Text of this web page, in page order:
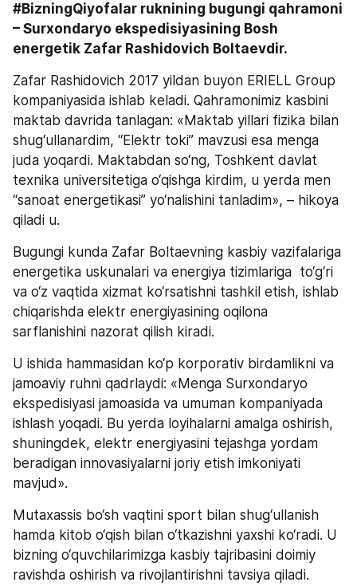
#BizningQiyofalar ruknining bugungi qahramoni
– Surxondaryo ekspedisiyasining Bosh
energetik Zafar Rashidovich Boltaevdir.
Zafar Rashidovich 2017 yildan buyon ERIELL Group
kompaniyasida ishlab keladi. Qahramonimiz kasbini
maktab davrida tanlagan: «Maktab yillari fizika bilan
shug‘ullanardim, “Elektr toki” mavzusi esa menga
juda yoqardi. Maktabdan so‘ng, Toshkent davlat
texnika universitetiga o‘qishga kirdim, u yerda men
“sanoat energetikasi” yo‘nalishini tanladim», – hikoya
qiladi u.
Bugungi kunda Zafar Boltaevning kasbiy vazifalariga
energetika uskunalari va energiya tizimlariga  to‘g‘ri
va o‘z vaqtida xizmat ko‘rsatishni tashkil etish, ishlab
chiqarishda elektr energiyasining oqilona
sarflanishini nazorat qilish kiradi.
U ishida hammasidan ko‘p korporativ birdamlikni va
jamoaviy ruhni qadrlaydi: «Menga Surxondaryo
ekspedisiyasi jamoasida va umuman kompaniyada
ishlash yoqadi. Bu yerda loyihalarni amalga oshirish,
shuningdek, elektr energiyasini tejashga yordam
beradigan innovasiyalarni joriy etish imkoniyati
mavjud».
Mutaxassis bo‘sh vaqtini sport bilan shug‘ullanish
hamda kitob o‘qish bilan o‘tkazishni yaxshi ko‘radi. U
bizning o‘quvchilarimizga kasbiy tajribasini doimiy
ravishda oshirish va rivojlantirishni tavsiya qiladi.